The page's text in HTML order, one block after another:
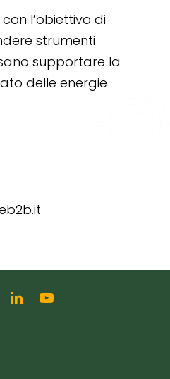
l’obiettivo di
strumenti
supportare la
delle energie